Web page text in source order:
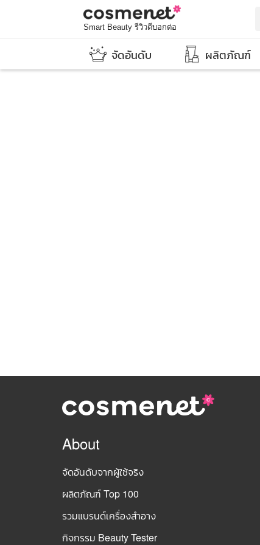
Smart Beauty รีวิวดีบอกต่อ
จัดอันดับ ผลิตภัณฑ์
About
จัดอันดับจากผู้ใช้จริง
ผลิตภัณฑ์ Top 100
รวมแบรนด์เครื่องสำอาง
กิจกรรม Beauty Tester